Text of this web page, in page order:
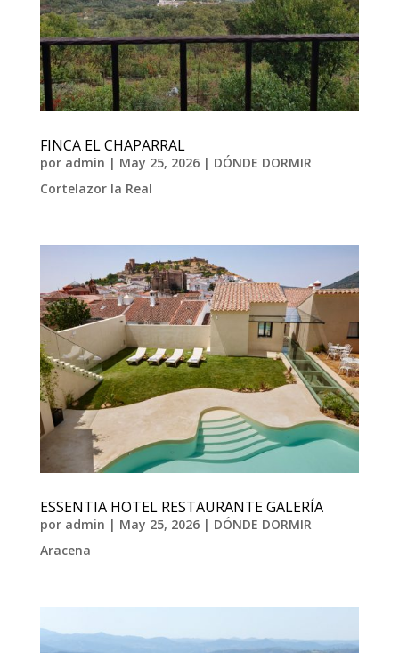
FINCA EL CHAPARRAL
por admin | May 25, 2026| DÓNDE DORMIR
Cortelazor la Real
ESSENTIA HOTEL RESTAURANTE GALERÍA
por admin | May 25, 2026| DÓNDE DORMIR
Aracena